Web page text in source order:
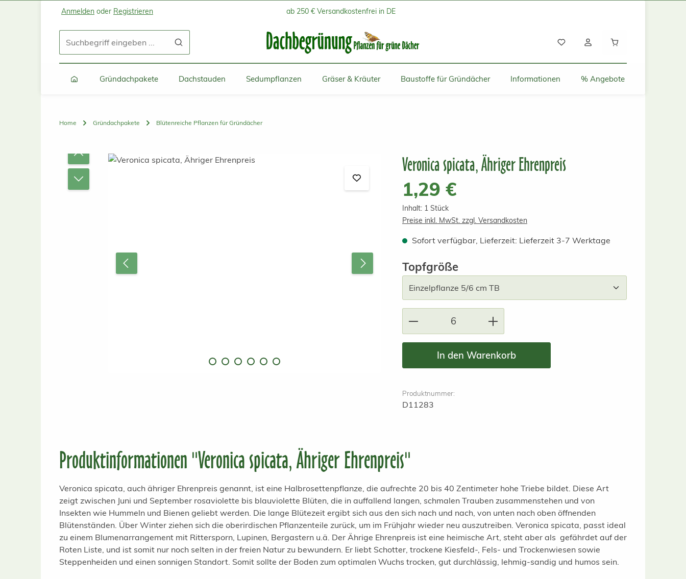
Zum Hauptinhalt springen
Zur Suche springen
Zur Hauptnavigation springen
Anmelden oder Registrieren ab 250 € Versandkostenfrei in DE
Gründachpakete Dachstauden Sedumpflanzen Gräser & Kräuter Baustoffe für Gründächer Informationen % Angebote
Home Gründachpakete Blütenreiche Pflanzen für Gründächer
Bildergalerie überspringen Veronica spicata, Ähriger Ehrenpreis
Regulärer Preis:
1,29 €
Inhalt: 1 Stück
Preise inkl. MwSt. zzgl. Versandkosten
Sofort verfügbar, Lieferzeit: Lieferzeit 3-7 Werktage
Topfgrößeauswählen
Produkt Anzahl: Gib den gewünschten Wert ein
In den Warenkorb
Produktnummer:
D11283
Produktinformationen "Veronica spicata, Ähriger Ehrenpreis"
Veronica spicata, auch ähriger Ehrenpreis genannt, ist eine Halbrosettenpflanze, die aufrechte 20 bis 40 Zentimeter hohe Triebe bildet. Diese Art
zeigt zwischen Juni und September rosaviolette bis blauviolette Blüten, die in auffallend langen, schmalen Trauben zusammenstehen und von
Insekten wie Hummeln und Bienen geliebt werden. Die lange Blütezeit ergibt sich aus den sich nach und nach, von unten nach oben öffnenden
Blütenständen. Über Winter ziehen sich die oberirdischen Pflanzenteile zurück, um im Frühjahr wieder neu auszutreiben. Veronica spicata, passt ideal
zu einem Blumenarrangement mit Rittersporn, Lupinen, Bergastern u.ä. Der Ährige Ehrenpreis ist eine heimische Art, steht aber als gefährdet auf der
Roten Liste, und ist somit nur noch selten in der freien Natur zu bewundern. Er liebt Schotter, trockene Kiesfeld-, Fels- und Trockenwiesen sowie
Steppenheiden und einen sonnigen Standort. Somit sollte der Boden zum optimalen Wuchs trocken, gut durchlässig, lehmig-sandig und humos sein.